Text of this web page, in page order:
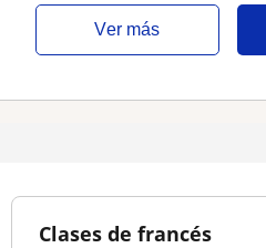
ver más
Clases de francés